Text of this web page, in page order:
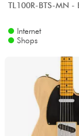
Licht
Drums
TL100R-BTS-MN -
Internet
Shops